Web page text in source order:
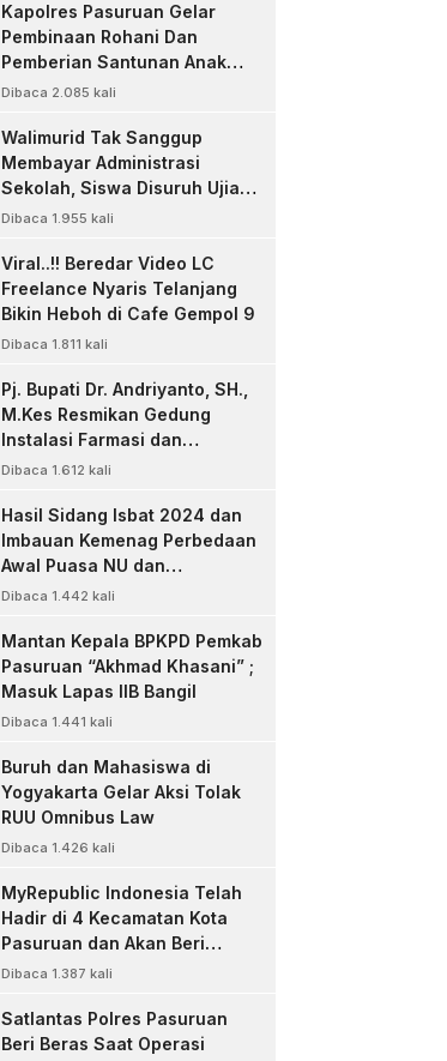
Kapolres Pasuruan Gelar
Pembinaan Rohani Dan
Pemberian Santunan Anak
Yatim untuk Tingkatkan
Dibaca 2.085 kali
Walimurid Tak Sanggup
Membayar Administrasi
Sekolah, Siswa Disuruh Ujian
di Luar Kelas
Dibaca 1.955 kali
Viral..!! Beredar Video LC
Freelance Nyaris Telanjang
Bikin Heboh di Cafe Gempol 9
Dibaca 1.811 kali
Pj. Bupati Dr. Andriyanto, SH.,
M.Kes Resmikan Gedung
Instalasi Farmasi dan
Dropzone IGD, RSUD Bangil
Dibaca 1.612 kali
Hasil Sidang Isbat 2024 dan
Imbauan Kemenag Perbedaan
Awal Puasa NU dan
Muhamadiyah
Dibaca 1.442 kali
Mantan Kepala BPKPD Pemkab
Pasuruan “Akhmad Khasani” ;
Masuk Lapas IIB Bangil
Dibaca 1.441 kali
Buruh dan Mahasiswa di
Yogyakarta Gelar Aksi Tolak
RUU Omnibus Law
Dibaca 1.426 kali
MyRepublic Indonesia Telah
Hadir di 4 Kecamatan Kota
Pasuruan dan Akan Beri
Pelayanan Terbaik Untuk
Dibaca 1.387 kali
Satlantas Polres Pasuruan
Beri Beras Saat Operasi